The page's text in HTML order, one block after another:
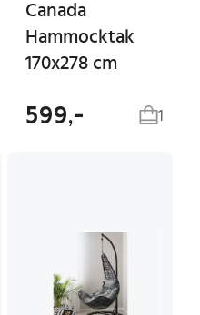
Canada
Hammocktak
170x278 cm
599,- 1